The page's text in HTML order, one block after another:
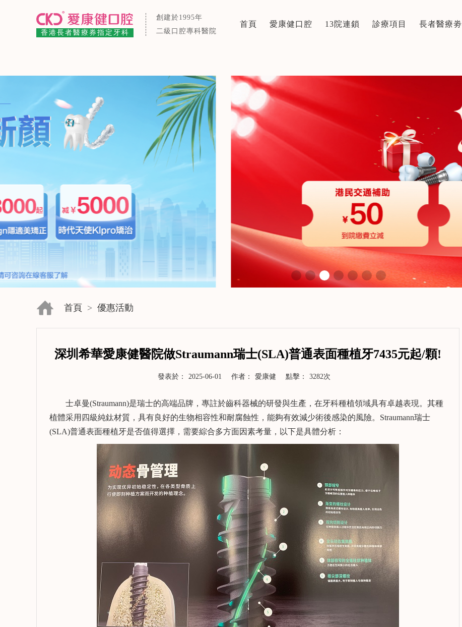
創建於1995年
二級口腔專科醫院
香港長者醫療券指定牙科
首頁 愛康健口腔 13院連鎖 診療項目 長者醫療劵
首頁 > 優惠活動
深圳希華愛康健醫院做Straumann瑞士(SLA)普通表面種植牙7435元起/顆!
發表於： 2025-06-01 作者： 愛康健 點擊： 3282次
士卓曼(Straumann)是瑞士的高端品牌，專註於齒科器械的研發與生產，在牙科種植領域具有卓越表現。其種
植體采用四級純鈦材質，具有良好的生物相容性和耐腐蝕性，能夠有效減少術後感染的風險。Straumann瑞士
(SLA)普通表面種植牙是否值得選擇，需要綜合多方面因素考量，以下是具體分析：
了解更多>>